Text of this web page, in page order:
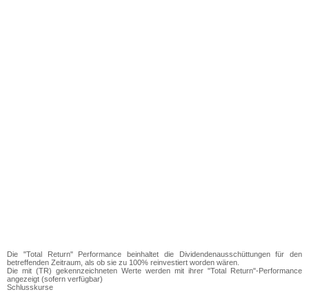
Die "Total Return" Performance beinhaltet die Dividendenausschüttungen für den
betreffenden Zeitraum, als ob sie zu 100% reinvestiert worden wären.
Die mit (TR) gekennzeichneten Werte werden mit ihrer "Total Return"-Performance
angezeigt (sofern verfügbar)
Schlusskurse